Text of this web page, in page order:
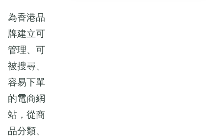
為香港品
牌建立可
管理、可
被搜尋、
容易下單
的電商網
站，從商
品分類、